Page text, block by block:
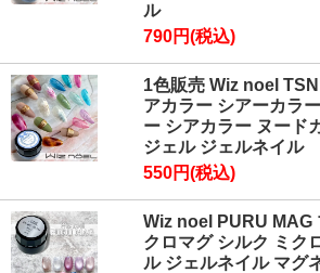
ル
790円(税込)
1色販売 Wiz noel
アカラー シアーカラ
ー シアカラー ヌード
ジェル ジェルネイル
550円(税込)
Wiz noel PURU MAG
クロマグ シルク ミク
ル ジェルネイル マグ